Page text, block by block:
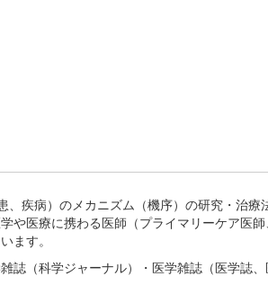
疾病）のメカニズム（機序）の研究・治療
医療に携わる医師（プライマリーケア医師
ます。
誌（科学ジャーナル）・医学雑誌（医学誌